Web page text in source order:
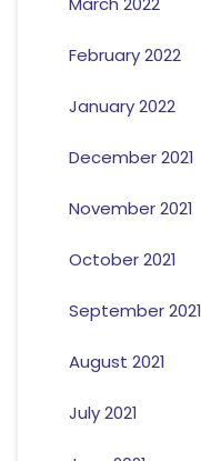
February 2022
January 2022
December 2021
November 2021
October 2021
September 2021
August 2021
July 2021